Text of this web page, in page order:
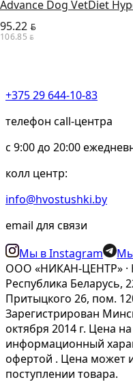
95.22 BYN
106.85 BYN
+375 29 644-10-83
телефон call-центра
c 9:00 до 20:00
колл центр:
info@hvostushki.by
email для связи
Мы в Instagram
ООО «НИКАН-ЦЕНТР» ·
Республика Беларусь,
Притыцкого 26, пом.
Зарегистрирован
октября 2014 г. Цена
информационный
офертой . Цена может
поступлении товара.